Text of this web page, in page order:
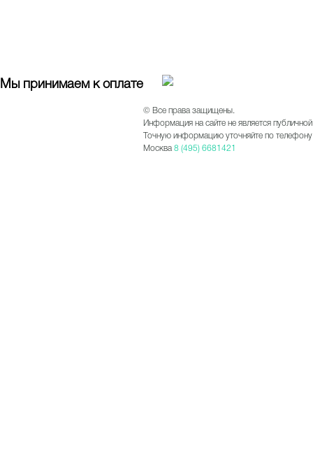
Мы принимаем к оплате
© Все права защищены.
Информация на сайте не является
Точную информацию уточняйте по телефону
Москва 8 (495) 6681421